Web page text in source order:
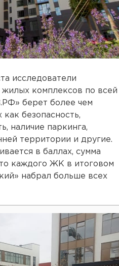
исследователи
жилых комплексов по всей
берет более чем
безопасность,
наличие паркинга,
территории и другие.
в баллах, сумма
каждого ЖК в итоговом
набрал больше всех